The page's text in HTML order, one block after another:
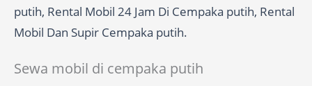
putih, Rental Mobil 24 Jam Di Cempaka putih, Rental
Mobil Dan Supir Cempaka putih.
Sewa mobil di cempaka putih